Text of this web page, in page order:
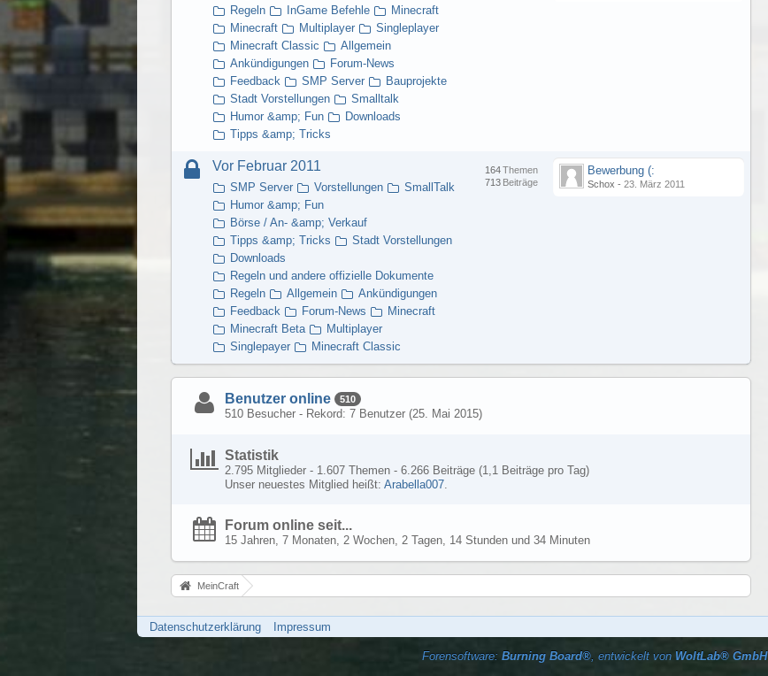
Regeln
InGame Befehle
Minecraft
Minecraft
Multiplayer
Singleplayer
Minecraft Classic
Allgemein
Ankündigungen
Forum-News
Feedback
SMP Server
Bauprojekte
Stadt Vorstellungen
Smalltalk
Humor &amp; Fun
Downloads
Tipps &amp; Tricks
Vor Februar 2011 Themen
164
Beiträge
713
Bewerbung (:
Schox -23. März 2011
SMP Server Vorstellungen
SmallTalk
Humor &amp; Fun
Börse / An- &amp; Verkauf
Tipps &amp; Tricks
Stadt Vorstellungen
Downloads
Regeln und andere offizielle Dokumente
Regeln
Allgemein
Ankündigungen
Feedback
Forum-News
Minecraft
Minecraft Beta
Multiplayer
Singlepayer
Minecraft Classic
Benutzer online 510
510 Besucher - Rekord: 7 Benutzer (25. Mai 2015)
Statistik
2.795 Mitglieder - 1.607 Themen - 6.266 Beiträge (1,1 Beiträge pro Tag)
Unser neuestes Mitglied heißt: Arabella007.
Forum online seit...
15 Jahren, 7 Monaten, 2 Wochen, 2 Tagen, 14 Stunden und 34 Minuten
MeinCraft
Datenschutzerklärung Impressum
Forensoftware: Burning Board®, entwickelt von WoltLab® GmbH